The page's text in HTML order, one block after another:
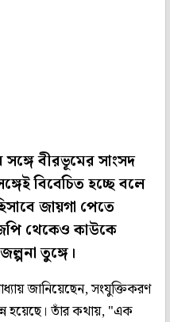
সঙ্গে বীরভূমের সাংসদ
বিবেচিত হচ্ছে বলে
জায়গা পেতে
থেকেও কাউকে
তুঙ্গে।
জানিয়েছেন, সংযুক্তিকরণ
হয়েছে। তাঁর কথায়, "এক